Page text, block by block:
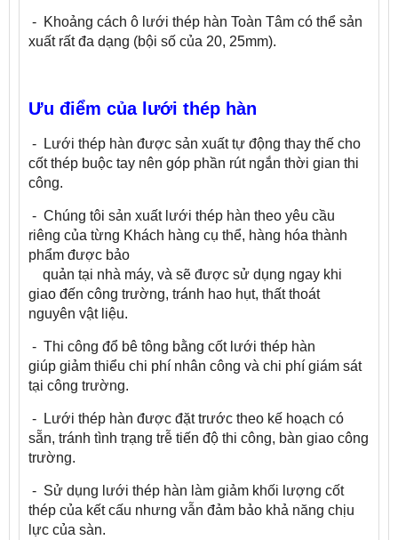
- Khoảng cách ô lưới thép hàn Toàn Tâm có thể sản
xuất rất đa dạng (bội số của 20, 25mm).
Ưu điểm của lưới thép hàn
- Lưới thép hàn được sản xuất tự động thay thế cho
cốt thép buộc tay nên góp phần rút ngắn thời gian thi
công.
- Chúng tôi sản xuất lưới thép hàn theo yêu cầu
riêng của từng Khách hàng cụ thể, hàng hóa thành
phẩm được bảo
quản tại nhà máy, và sẽ được sử dụng ngay khi
giao đến công trường, tránh hao hụt, thất thoát
nguyên vật liệu.
- Thi công đổ bê tông bằng cốt lưới thép hàn
giúp giảm thiểu chi phí nhân công và chi phí giám sát
tại công trường.
- Lưới thép hàn được đặt trước theo kế hoạch có
sẵn, tránh tình trạng trễ tiến độ thi công, bàn giao công
trường.
- Sử dụng lưới thép hàn làm giảm khối lượng cốt
thép của kết cấu nhưng vẫn đảm bảo khả năng chịu
lực của sàn.